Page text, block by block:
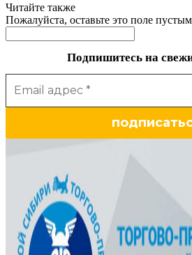
Читайте также
Пожалуйста, оставьте это поле
Подпишитесь на